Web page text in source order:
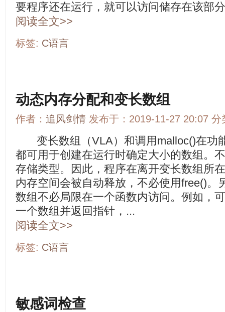
要程序还在运行，就可以访问储存在该部
阅读全文>>
标签: C语言
动态内存分配和变长数组
作者： 追风剑情 发布于：2019-11-27 20:07 分
变长数组（VLA）和调用malloc()在功
都可用于创建在运行时确定大小的数组。
存储类型。因此，程序在离开变长数组所
内存空间会被自动释放，不必使用free()。
数组不必局限在一个函数内访问。例如，
一个数组并返回指针，...
阅读全文>>
标签: C语言
敏感词检查